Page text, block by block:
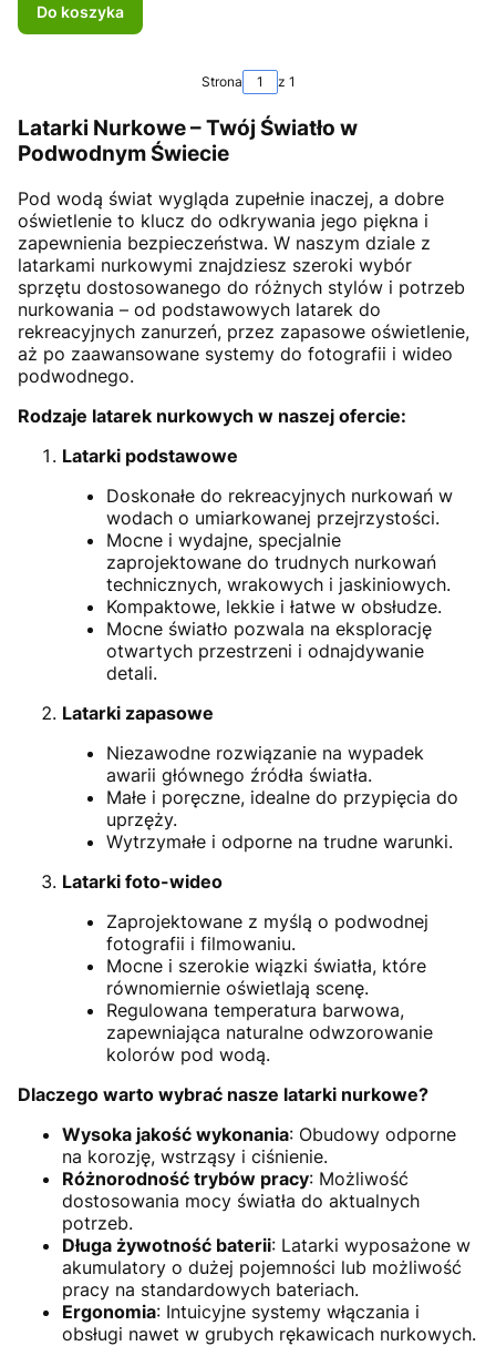
Do koszyka
Strona z 1
Latarki Nurkowe – Twój Światło w
Podwodnym Świecie
Pod wodą świat wygląda zupełnie inaczej, a dobre
oświetlenie to klucz do odkrywania jego piękna i
zapewnienia bezpieczeństwa. W naszym dziale z
latarkami nurkowymi znajdziesz szeroki wybór
sprzętu dostosowanego do różnych stylów i potrzeb
nurkowania – od podstawowych latarek do
rekreacyjnych zanurzeń, przez zapasowe oświetlenie,
aż po zaawansowane systemy do fotografii i wideo
podwodnego.
Rodzaje latarek nurkowych w naszej ofercie:
Latarki podstawowe
Doskonałe do rekreacyjnych nurkowań w
wodach o umiarkowanej przejrzystości.
Mocne i wydajne, specjalnie
zaprojektowane do trudnych nurkowań
technicznych, wrakowych i jaskiniowych.
Kompaktowe, lekkie i łatwe w obsłudze.
Mocne światło pozwala na eksplorację
otwartych przestrzeni i odnajdywanie
detali.
Latarki zapasowe
Niezawodne rozwiązanie na wypadek
awarii głównego źródła światła.
Małe i poręczne, idealne do przypięcia do
uprzęży.
Wytrzymałe i odporne na trudne warunki.
Latarki foto-wideo
Zaprojektowane z myślą o podwodnej
fotografii i filmowaniu.
Mocne i szerokie wiązki światła, które
równomiernie oświetlają scenę.
Regulowana temperatura barwowa,
zapewniająca naturalne odwzorowanie
kolorów pod wodą.
Dlaczego warto wybrać nasze latarki nurkowe?
Wysoka jakość wykonania: Obudowy odporne
na korozję, wstrząsy i ciśnienie.
Różnorodność trybów pracy: Możliwość
dostosowania mocy światła do aktualnych
potrzeb.
Długa żywotność baterii: Latarki wyposażone w
akumulatory o dużej pojemności lub możliwość
pracy na standardowych bateriach.
Ergonomia: Intuicyjne systemy włączania i
obsługi nawet w grubych rękawicach nurkowych.